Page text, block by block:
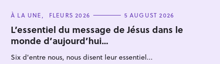
C
T
E
G
O
I
À LA UNE FLEURS 2026 5 AUGUST 2026
L’essentiel du message de Jésus dans le
monde d’aujourd’hui…
Six d'entre nous, nous disent leur essentiel...